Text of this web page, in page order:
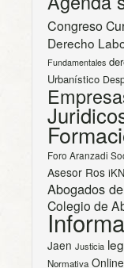
Congreso
Derecho
Fundamentales
Urbanístico
Foro Aranzadi
Asesor Ros
Abogados
Colegio de
Jaen Justicia
Normativa Online